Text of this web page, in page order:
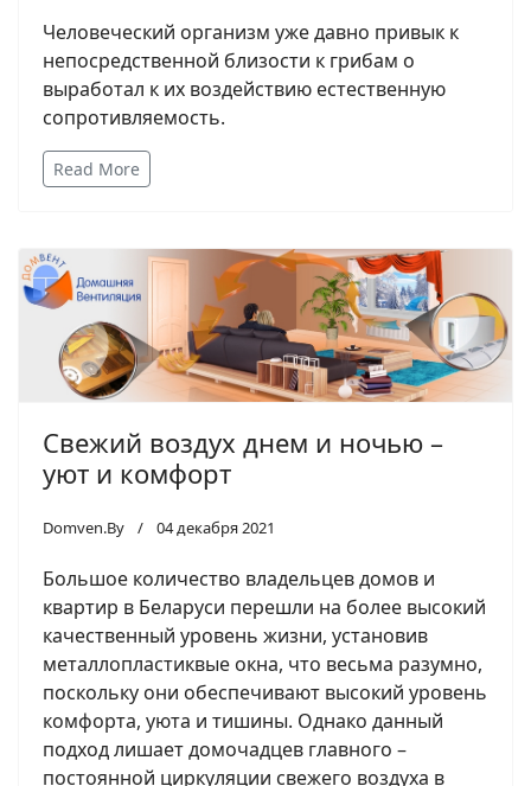
Человеческий организм уже давно привык к
непосредственной близости к грибам о
выработал к их воздействию естественную
сопротивляемость.
Read More
Свежий воздух днем и ночью –
уют и комфорт
Domven.By 04 декабря 2021
Большое количество владельцев домов и
квартир в Беларуси перешли на более высокий
качественный уровень жизни, установив
металлопластиквые окна, что весьма разумно,
поскольку они обеспечивают высокий уровень
комфорта, уюта и тишины. Однако данный
подход лишает домочадцев главного –
постоянной циркуляции свежего воздуха в